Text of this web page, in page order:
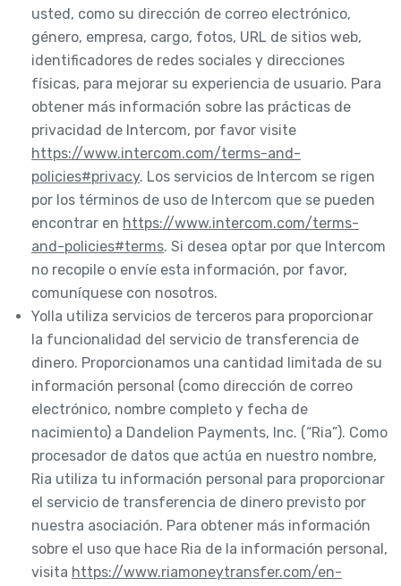
usted, como su dirección de correo electrónico,
género, empresa, cargo, fotos, URL de sitios web,
identificadores de redes sociales y direcciones
físicas, para mejorar su experiencia de usuario. Para
obtener más información sobre las prácticas de
privacidad de Intercom, por favor visite
https://www.intercom.com/terms-and-
policies#privacy. Los servicios de Intercom se rigen
por los términos de uso de Intercom que se pueden
encontrar en https://www.intercom.com/terms-
and-policies#terms. Si desea optar por que Intercom
no recopile o envíe esta información, por favor,
comuníquese con nosotros.
Yolla utiliza servicios de terceros para proporcionar
la funcionalidad del servicio de transferencia de
dinero. Proporcionamos una cantidad limitada de su
información personal (como dirección de correo
electrónico, nombre completo y fecha de
nacimiento) a Dandelion Payments, Inc. (“Ria”). Como
procesador de datos que actúa en nuestro nombre,
Ria utiliza tu información personal para proporcionar
el servicio de transferencia de dinero previsto por
nuestra asociación. Para obtener más información
sobre el uso que hace Ria de la información personal,
visita https://www.riamoneytransfer.com/en-